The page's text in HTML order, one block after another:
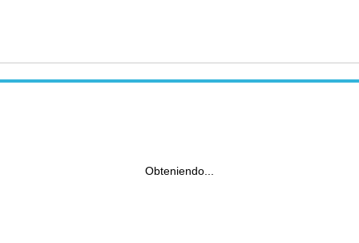
Obteniendo...